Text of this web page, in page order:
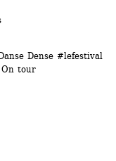
Dense #lefestival
tour